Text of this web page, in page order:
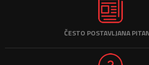
ČESTO POSTAVLJANA